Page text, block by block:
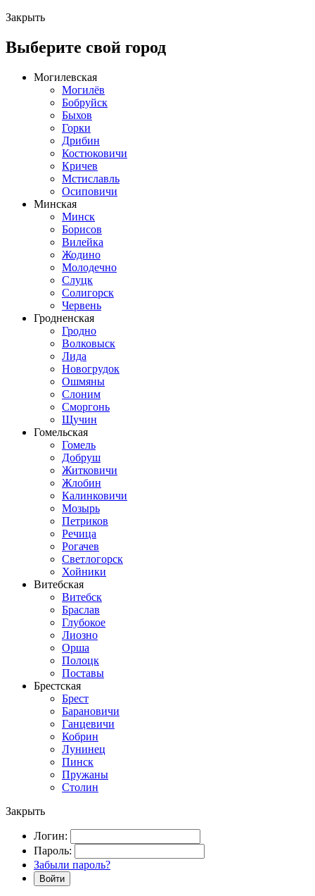
Закрыть
Выберите свой город
Могилевская
Могилёв
Бобруйск
Быхов
Горки
Дрибин
Костюковичи
Кричев
Мстиславль
Осиповичи
Минская
Минск
Борисов
Вилейка
Жодино
Молодечно
Слуцк
Солигорск
Червень
Гродненская
Гродно
Волковыск
Лида
Новогрудок
Ошмяны
Слоним
Сморгонь
Щучин
Гомельская
Гомель
Добруш
Житковичи
Жлобин
Калинковичи
Мозырь
Петриков
Речица
Рогачев
Светлогорск
Хойники
Витебская
Витебск
Браслав
Глубокое
Лиозно
Орша
Полоцк
Поставы
Брестская
Брест
Барановичи
Ганцевичи
Кобрин
Лунинец
Пинск
Пружаны
Столин
Закрыть
Логин:
Пароль:
Забыли пароль?
Войти